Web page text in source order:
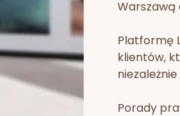
Warszawą
Platformę
klientów,
Porady